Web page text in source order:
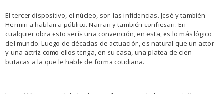
El tercer dispositivo, el núcleo, son las infidencias. José y también
Herminia hablan a público. Narran y también confiesan. En
cualquier obra esto sería una convención, en esta, es lo más lógico
del mundo. Luego de décadas de actuación, es natural que un actor
y una actriz como ellos tenga, en su casa, una platea de cien
butacas a la que le hable de forma cotidiana.